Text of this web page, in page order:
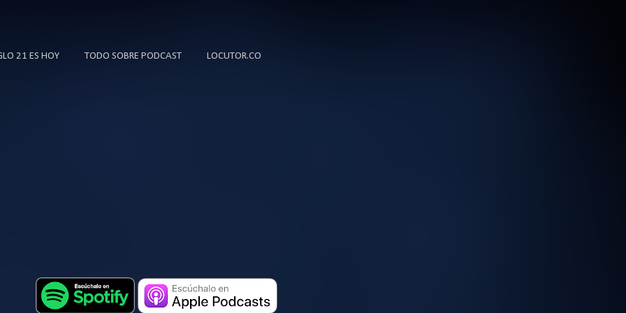
21 ES HOY TODO SOBRE PODCAST LOCUTOR.CO